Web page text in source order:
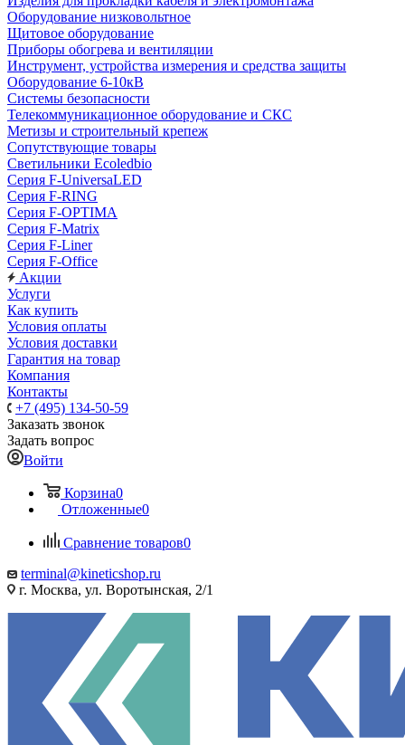
Оборудование низковольтное
Щитовое оборудование
Приборы обогрева и вентиляции
Инструмент, устройства измерения и средства защиты
Оборудование 6-10кВ
Системы безопасности
Телекоммуникационное оборудование и СКС
Метизы и строительный крепеж
Сопутствующие товары
Светильники Ecoledbio
Серия F-UniversaLED
Серия F-RING
Серия F-OPTIMA
Серия F-Matrix
Серия F-Liner
Серия F-Office
Акции
Услуги
Как купить
Условия оплаты
Условия доставки
Гарантия на товар
Компания
Контакты
+7 (495) 134-50-59
Заказать звонок
Задать вопрос
Войти
Корзина0
Отложенные0
Сравнение товаров0
terminal@kineticshop.ru
г. Москва, ул. Воротынская, 2/1